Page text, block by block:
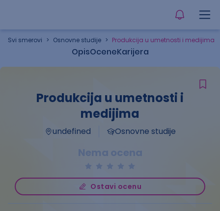
Svi smerovi > Osnovne studije > Produkcija u umetnosti i medijima
OpisOceneKarijera
Produkcija u umetnosti i
medijima
undefined Osnovne studije
Nema ocena
Ostavi ocenu